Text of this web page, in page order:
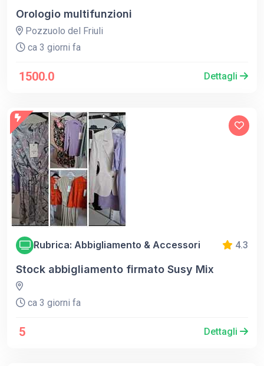
Orologio multifunzioni
Pozzuolo del Friuli
ca 3 giorni fa
1500.0 Dettagli
Rubrica: Abbigliamento & Accessori 4.3
Stock abbigliamento firmato Susy Mix
ca 3 giorni fa
5 Dettagli